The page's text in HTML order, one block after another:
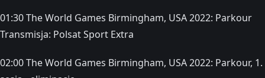
01:30 The World Games Birmingham, USA 2022: Parkour
Transmisja: Polsat Sport Extra
02:00 The World Games Birmingham, USA 2022: Parkour, 1.